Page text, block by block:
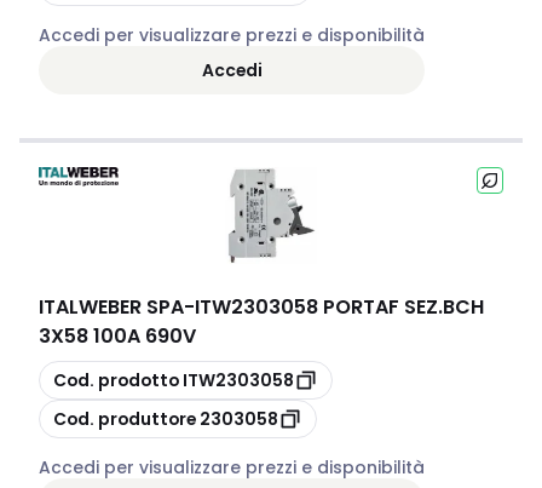
Accedi per visualizzare prezzi e disponibilità
Accedi
ITALWEBER SPA-ITW2303058 PORTAF SEZ.BCH
3X58 100A 690V
copia
Cod. prodotto ITW2303058
copia
Cod. produttore 2303058
Accedi per visualizzare prezzi e disponibilità